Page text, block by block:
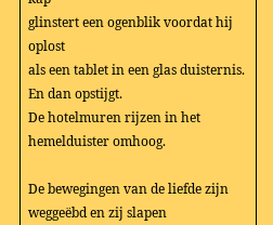
glinstert een ogenblik voordat hij
oplost
als een tablet in een glas duisternis.
En dan opstijgt.
De hotelmuren rijzen in het
hemelduister omhoog.
De bewegingen van de liefde zijn
weggeëbd en zij slapen